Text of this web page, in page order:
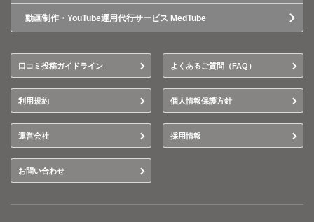
動画制作・YouTube運用代行サービス MedTube
口コミ投稿ガイドライン よくあるご質問（FAQ）
利用規約 個人情報保護方針
運営会社 採用情報
お問い合わせ